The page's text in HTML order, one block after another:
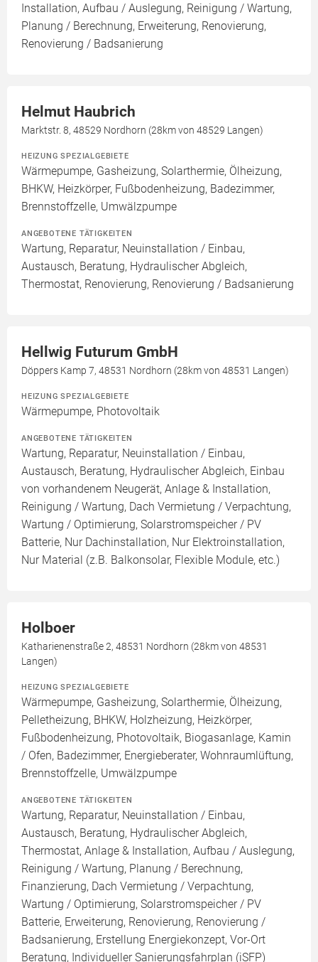
Installation, Aufbau / Auslegung, Reinigung / Wartung,
Planung / Berechnung, Erweiterung, Renovierung,
Renovierung / Badsanierung
Helmut Haubrich
Marktstr. 8, 48529 Nordhorn (28km von 48529 Langen)
HEIZUNG SPEZIALGEBIETE
Wärmepumpe, Gasheizung, Solarthermie, Ölheizung,
BHKW, Heizkörper, Fußbodenheizung, Badezimmer,
Brennstoffzelle, Umwälzpumpe
ANGEBOTENE TÄTIGKEITEN
Wartung, Reparatur, Neuinstallation / Einbau,
Austausch, Beratung, Hydraulischer Abgleich,
Thermostat, Renovierung, Renovierung / Badsanierung
Hellwig Futurum GmbH
Döppers Kamp 7, 48531 Nordhorn (28km von 48531 Langen)
HEIZUNG SPEZIALGEBIETE
Wärmepumpe, Photovoltaik
ANGEBOTENE TÄTIGKEITEN
Wartung, Reparatur, Neuinstallation / Einbau,
Austausch, Beratung, Hydraulischer Abgleich, Einbau
von vorhandenem Neugerät, Anlage & Installation,
Reinigung / Wartung, Dach Vermietung / Verpachtung,
Wartung / Optimierung, Solarstromspeicher / PV
Batterie, Nur Dachinstallation, Nur Elektroinstallation,
Nur Material (z.B. Balkonsolar, Flexible Module, etc.)
Holboer
Katharienenstraße 2, 48531 Nordhorn (28km von 48531
Langen)
HEIZUNG SPEZIALGEBIETE
Wärmepumpe, Gasheizung, Solarthermie, Ölheizung,
Pelletheizung, BHKW, Holzheizung, Heizkörper,
Fußbodenheizung, Photovoltaik, Biogasanlage, Kamin
/ Ofen, Badezimmer, Energieberater, Wohnraumlüftung,
Brennstoffzelle, Umwälzpumpe
ANGEBOTENE TÄTIGKEITEN
Wartung, Reparatur, Neuinstallation / Einbau,
Austausch, Beratung, Hydraulischer Abgleich,
Thermostat, Anlage & Installation, Aufbau / Auslegung,
Reinigung / Wartung, Planung / Berechnung,
Finanzierung, Dach Vermietung / Verpachtung,
Wartung / Optimierung, Solarstromspeicher / PV
Batterie, Erweiterung, Renovierung, Renovierung /
Badsanierung, Erstellung Energiekonzept, Vor-Ort
Beratung, Individueller Sanierungsfahrplan (iSFP)